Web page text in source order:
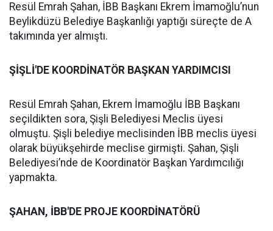
Resül Emrah Şahan, İBB Başkanı Ekrem İmamoğlu’nun
Beylikdüzü Belediye Başkanlığı yaptığı süreçte de A
takımında yer almıştı.
ŞİŞLİ'DE KOORDİNATÖR BAŞKAN YARDIMCISI
Resül Emrah Şahan, Ekrem İmamoğlu İBB Başkanı
seçildikten sora, Şişli Belediyesi Meclis üyesi
olmuştu. Şişli belediye meclisinden İBB meclis üyesi
olarak büyükşehirde meclise girmişti. Şahan, Şişli
Belediyesi’nde de Koordinatör Başkan Yardımcılığı
yapmakta.
ŞAHAN, İBB'DE PROJE KOORDİNATÖRÜ